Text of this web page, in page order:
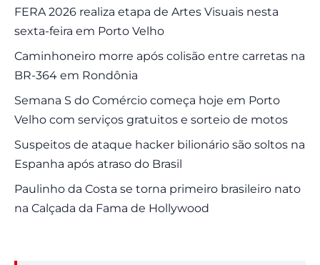
FERA 2026 realiza etapa de Artes Visuais nesta
sexta-feira em Porto Velho
Caminhoneiro morre após colisão entre carretas na
BR-364 em Rondônia
Semana S do Comércio começa hoje em Porto
Velho com serviços gratuitos e sorteio de motos
Suspeitos de ataque hacker bilionário são soltos na
Espanha após atraso do Brasil
Paulinho da Costa se torna primeiro brasileiro nato
na Calçada da Fama de Hollywood